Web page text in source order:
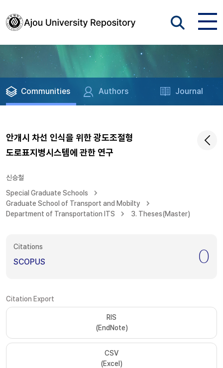
Communities Authors Journal
안개시 차선 인식을 위한 광도조절형
도로표지병시스템에 관한 연구
신승철
Special Graduate Schools
Graduate School of Transport and Mobilty
Department of Transportation ITS
3. Theses(Master)
Citations
SCOPUS 0
Citation Export
RIS
(EndNote)
CSV
(Excel)